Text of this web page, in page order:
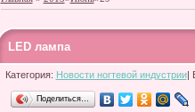
LED лампа
Категория: Новости ногтевой индустрии|
Поделиться…